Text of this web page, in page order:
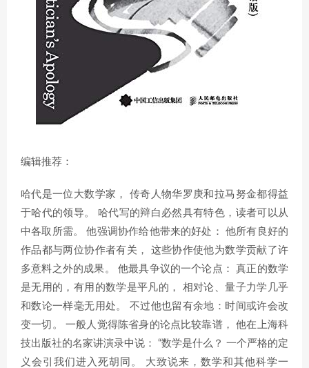
编辑推荐：
哈代是一位大数学家， 传奇人物华罗庚和拉马努金都得益
于哈代的领导。 哈代写的辩白必然具有特色，读者可以从
中各取所需。 他强调协作给他带来的好处： 他所有良好的
作品都与两位协作者有关， 这些协作使他为数学贡献了许
多意料之外的成果。 他最具争议的一个论点： 真正的数学
是无用的，有用的数学是平凡的， 相对论、量子力学几乎
和数论一样毫无用处。 不过他也留有余地：时间或许会改
变一切。 一般人觉得陈省身的论点比较靠谱， 他在上海科
技出版社的名家讲演录中说： “数学是什么？ 一个严格的定
义会引我们进入死胡同。 大致说来，数学和其他科学一